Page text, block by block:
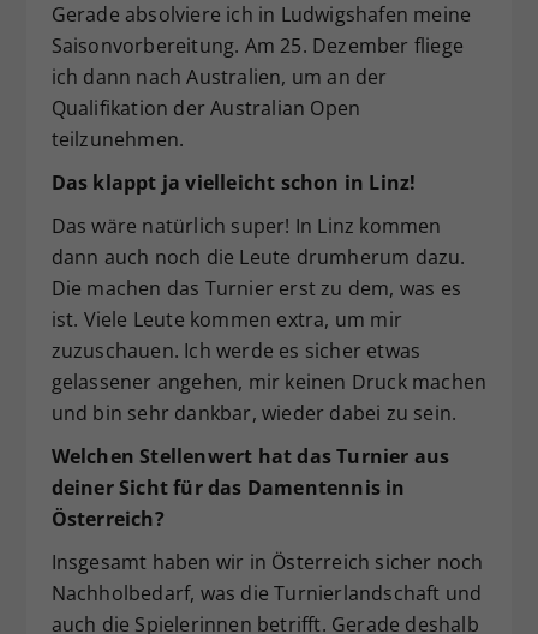
Gerade absolviere ich in Ludwigshafen meine
Saisonvorbereitung. Am 25. Dezember fliege
ich dann nach Australien, um an der
Qualifikation der Australian Open
teilzunehmen.
Das klappt ja vielleicht schon in Linz!
Das wäre natürlich super! In Linz kommen
dann auch noch die Leute drumherum dazu.
Die machen das Turnier erst zu dem, was es
ist. Viele Leute kommen extra, um mir
zuzuschauen. Ich werde es sicher etwas
gelassener angehen, mir keinen Druck machen
und bin sehr dankbar, wieder dabei zu sein.
Welchen Stellenwert hat das Turnier aus
deiner Sicht für das Damentennis in
Österreich?
Insgesamt haben wir in Österreich sicher noch
Nachholbedarf, was die Turnierlandschaft und
auch die Spielerinnen betrifft. Gerade deshalb